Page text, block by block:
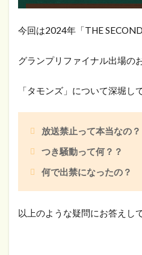
今回は2024年「THE
グランプリファイナル出場の
「タモンズ」について深堀し
放送禁止って本当なの？
つき騒動って何？？
何で出禁になったの？
以上のような疑問にお答えし